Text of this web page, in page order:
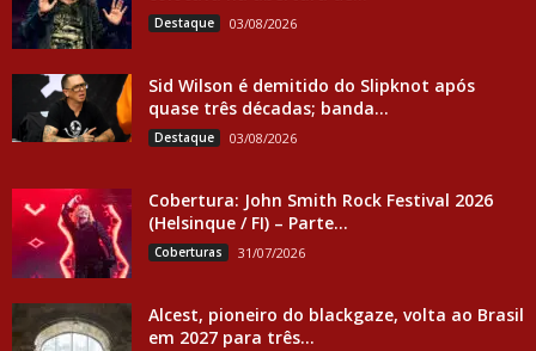
Destaque 03/08/2026
Sid Wilson é demitido do Slipknot após
quase três décadas; banda...
Destaque 03/08/2026
Cobertura: John Smith Rock Festival 2026
(Helsinque / FI) – Parte...
Coberturas 31/07/2026
Alcest, pioneiro do blackgaze, volta ao Brasil
em 2027 para três...